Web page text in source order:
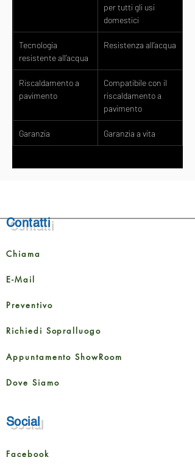
per tutti gli usi
domestici
Tecnologia
resistente all’acqua
Resistenza all’acqua
Riscaldamento a
pavimento
Compatibile con il
riscaldamento a
pavimento
Garanzia Garanzia a vita
Contatti
Chiama
E-Mail
Preventivo
Richiedi Sopralluogo
Appuntamento ShowRoom
Dove Siamo
Social
Facebook